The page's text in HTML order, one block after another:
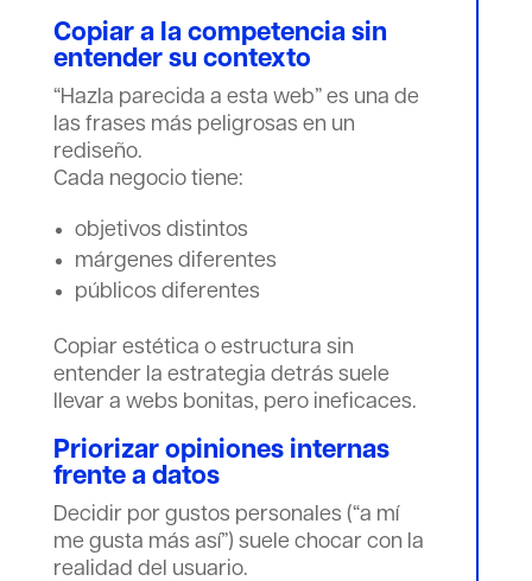
Copiar a la competencia sin
entender su contexto
“Hazla parecida a esta web” es una de
las frases más peligrosas en un
rediseño.
Cada negocio tiene:
objetivos distintos
márgenes diferentes
públicos diferentes
Copiar estética o estructura sin
entender la estrategia detrás suele
llevar a webs bonitas, pero ineficaces.
Priorizar opiniones internas
frente a datos
Decidir por gustos personales (“a mí
me gusta más así”) suele chocar con la
realidad del usuario.